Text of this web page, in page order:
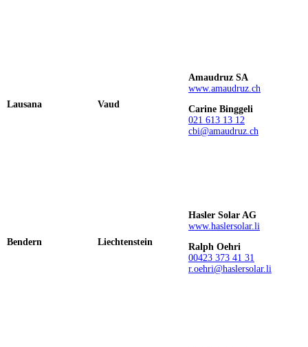
Lausana Vaud
Amaudruz SA
www.amaudruz.ch
Carine Binggeli
021 613 13 12
cbi@amaudruz.ch
Bendern Liechtenstein
Hasler Solar AG
www.haslersolar.li
Ralph Oehri
00423 373 41 31
r.oehri@haslersolar.li